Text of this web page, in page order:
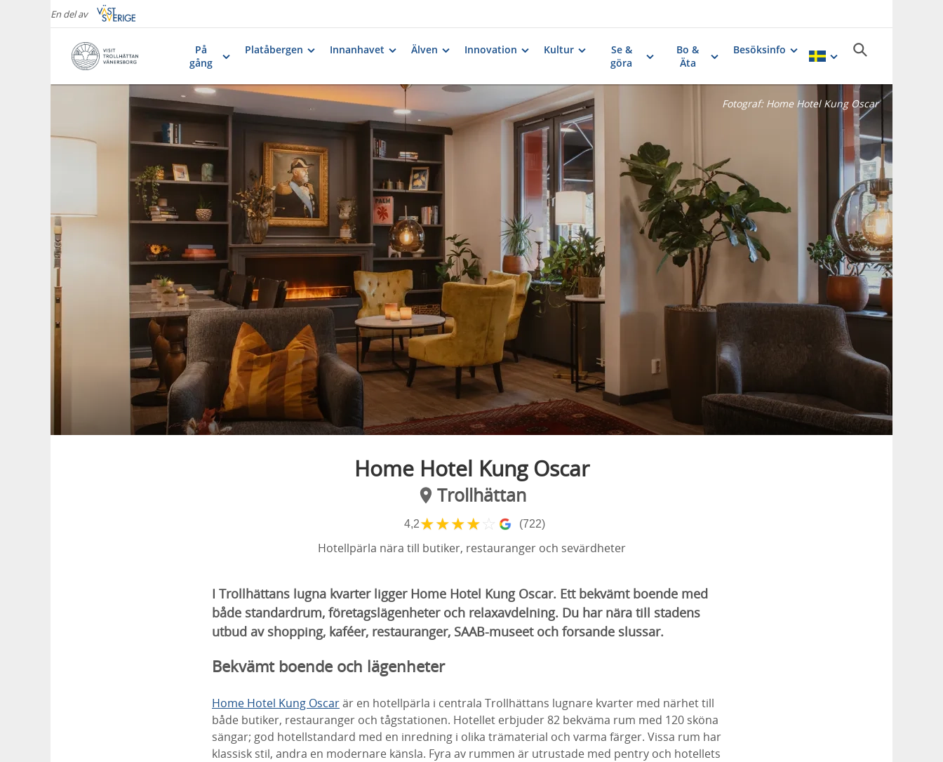
En del av
På
gång
Platåbergen Innanhavet Älven Innovation Kultur
Se &
göra
Bo &
Äta
Besöksinfo
Fotograf: Home Hotel Kung Oscar
Home Hotel Kung Oscar
Trollhättan
4,2★★★★ ☆ (722)
Hotellpärla nära till butiker, restauranger och sevärdheter
I Trollhättans lugna kvarter ligger Home Hotel Kung Oscar. Ett bekvämt boende med
både standardrum, företagslägenheter och relaxavdelning. Du har nära till stadens
utbud av shopping, kaféer, restauranger, SAAB-museet och forsande slussar.
Bekvämt boende och lägenheter
Home Hotel Kung Oscarär en hotellpärla i centrala Trollhättans lugnare kvarter med närhet till
både butiker, restauranger och tågstationen. Hotellet erbjuder 82 bekväma rum med 120 sköna
sängar; god hotellstandard med en inredning i olika trämaterial och varma färger. Vissa rum har
klassisk stil, andra en modernare känsla. Fyra av rummen är utrustade med pentry och hotellets